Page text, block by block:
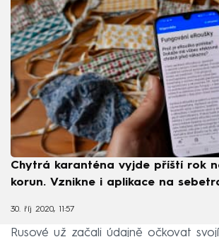
Chytrá karanténa vyjde příští rok
korun. Vznikne i aplikace na
30. říj 2020, 11:57
Rusové už začali údajně očkovat